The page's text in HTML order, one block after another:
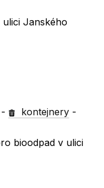
Janského
- kontejnery -
bioodpad v ulici